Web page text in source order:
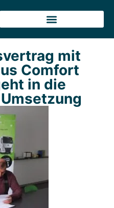
mit
Comfort
in die